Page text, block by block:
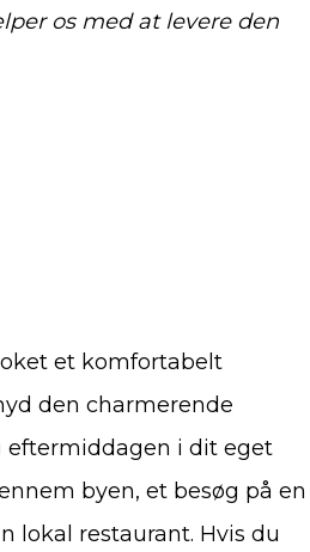
os med at levere den
et komfortabelt
den charmerende
i dit eget
byen, et besøg på en
lokal restaurant. Hvis du